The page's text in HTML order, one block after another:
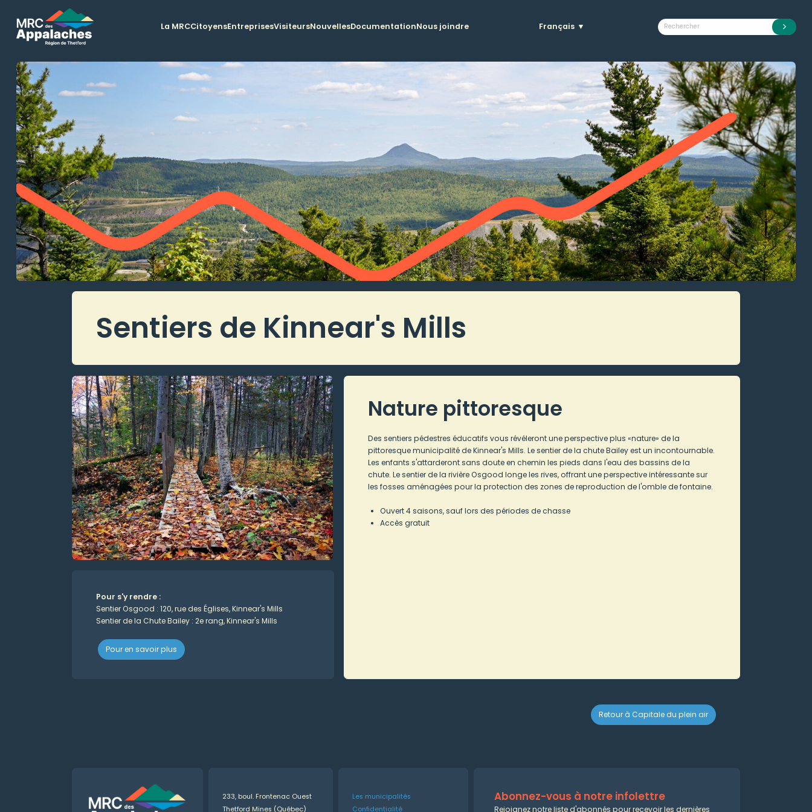
La MRCCitoyensEntreprisesVisiteursNouvellesDocumentationNous joindre Français ▼
Sentiers de Kinnear's Mills
Nature pittoresque
Des sentiers pédestres éducatifs vous révéleront une perspective plus «nature» de la
pittoresque municipalité de Kinnear's Mills. Le sentier de la chute Bailey est un incontournable.
Les enfants s'attarderont sans doute en chemin les pieds dans l'eau des bassins de la
chute. Le sentier de la rivière Osgood longe les rives, offrant une perspective intéressante sur
les fosses aménagées pour la protection des zones de reproduction de l'omble de fontaine.
Ouvert 4 saisons, sauf lors des périodes de chasse
Accès gratuit
Pour s'y rendre :
Sentier Osgood : 120, rue des Églises, Kinnear's Mills
Sentier de la Chute Bailey : 2e rang, Kinnear's Mills
Pour en savoir plus
Retour à Capitale du plein air
233, boul. Frontenac Ouest
Thetford Mines (Québec)
Les municipalités
Confidentialité
Abonnez-vous à notre infolettre
Rejoignez notre liste d'abonnés pour recevoir les dernières